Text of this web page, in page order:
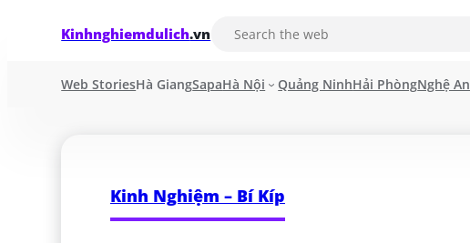
Kinhnghiemdulich.vn
Web StoriesHà GiangSapaHà Nội Quảng NinhHải PhòngNghệ An
Kinh Nghiệm – Bí Kíp